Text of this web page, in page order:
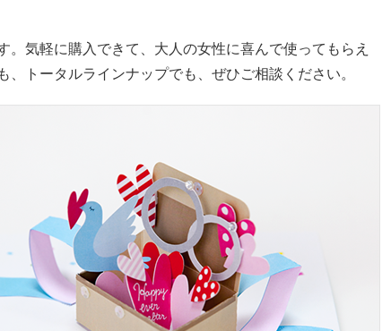
。気軽に購入できて、大人の女性に喜んで使ってもらえ
トータルラインナップでも、ぜひご相談ください。